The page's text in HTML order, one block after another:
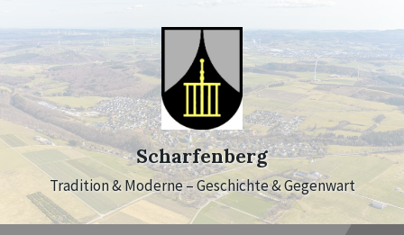
content
main
navigation
footer
Scharfenberg
Tradition & Moderne – Geschichte & Gegenwart